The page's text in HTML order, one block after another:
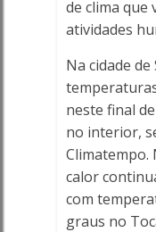
de clima que
atividades
Na cidade de
neste final
no interior,
Climatempo.
calor
com
graus no